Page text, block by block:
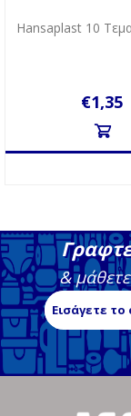
Hansaplast 10
€1,35
&